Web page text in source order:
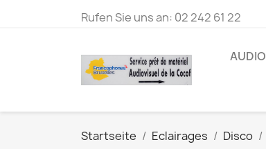
Rufen Sie uns an: 02 242 61 22
AUDIO
Startseite Eclairages Disco